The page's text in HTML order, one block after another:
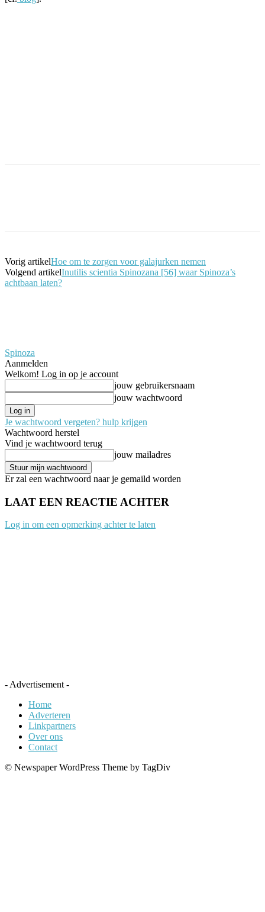
Vorig artikelHoe om te zorgen voor galajurken nemen
Volgend artikelInutilis scientia Spinozana [56] waar Spinoza’s
achtbaan laten?
Spinoza
Aanmelden
Welkom! Log in op je account
jouw gebruikersnaam
jouw wachtwoord
Je wachtwoord vergeten? hulp krijgen
Wachtwoord herstel
Vind je wachtwoord terug
jouw mailadres
Er zal een wachtwoord naar je gemaild worden
LAAT EEN REACTIE ACHTER
Log in om een opmerking achter te laten
- Advertisement -
Home
Adverteren
Linkpartners
Over ons
Contact
© Newspaper WordPress Theme by TagDiv